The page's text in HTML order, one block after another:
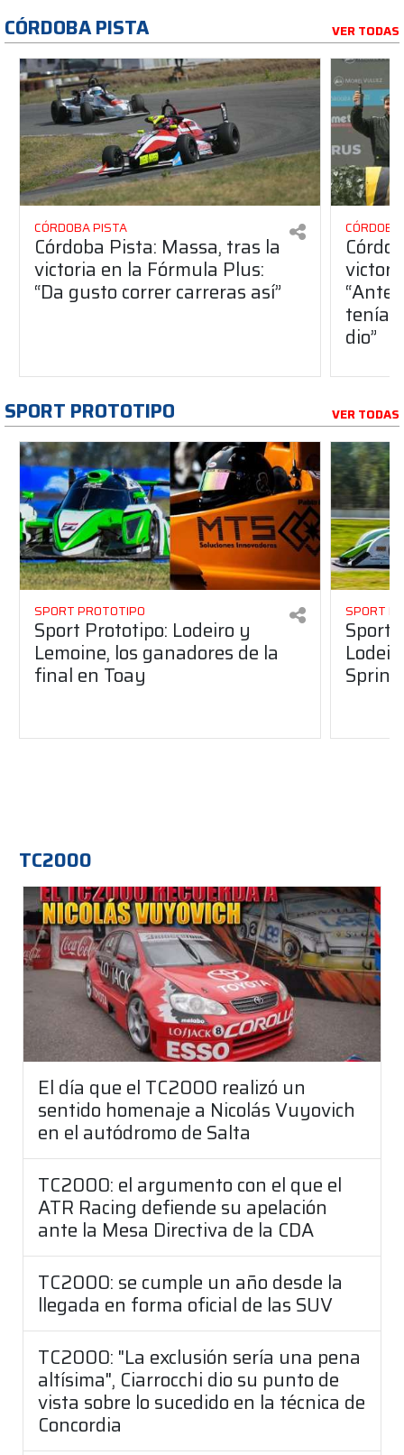
CÓRDOBA PISTA VER TODAS
CÓRDOBA PISTA
Córdoba Pista: Massa, tras la
victoria en la Fórmula Plus:
“Da gusto correr carreras así”
dio”
SPORT PROTOTIPO VER TODAS
SPORT PROTOTIPO
Sport Prototipo: Lodeiro y
Lemoine, los ganadores de la
final en Toay
SPORT
Sport
Sprint
TC2000
El día que el TC2000 realizó un
sentido homenaje a Nicolás Vuyovich
en el autódromo de Salta
TC2000: el argumento con el que el
ATR Racing defiende su apelación
ante la Mesa Directiva de la CDA
TC2000: se cumple un año desde la
llegada en forma oficial de las SUV
TC2000: "La exclusión sería una pena
altísima", Ciarrocchi dio su punto de
vista sobre lo sucedido en la técnica de
Concordia